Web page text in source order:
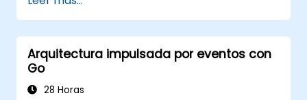
Marco de Arquitectura Unificado (UAF).
Arquitectura impulsada por eventos con
Go
28 Horas